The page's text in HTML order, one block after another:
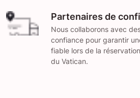
Partenaires de
Nous collaborons avec
confiance pour garantir
fiable lors de la
du Vatican.